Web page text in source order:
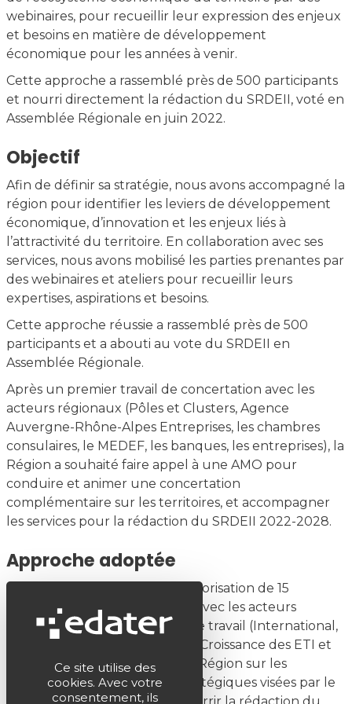
webinaires, pour recueillir leur expression des enjeux
et besoins en matière de développement
économique pour les années à venir.
Cette approche a rassemblé près de 500 participants
et nourri directement la rédaction du SRDEII, voté en
Assemblée Régionale en juin 2022.
Objectif
Afin de définir sa stratégie, nous avons accompagné la
région pour identifier les leviers de développement
économique, d’innovation et les enjeux liés à
l’attractivité du territoire. En collaboration avec ses
services, nous avons mobilisé les parties prenantes par
des webinaires et ateliers pour recueillir leurs
expertises, aspirations et besoins.
Cette approche réussie a rassemblé près de 500
participants et a abouti au vote du SRDEII en
Assemblée Régionale.
Après un premier travail de concertation avec les
acteurs régionaux (Pôles et Clusters, Agence
Auvergne-Rhône-Alpes Entreprises, les chambres
consulaires, le MEDEF, les banques, les entreprises), la
Région a souhaité faire appel à une AMO pour
conduire et animer une concertation
complémentaire sur les territoires, et accompagner
les services pour la rédaction du SRDEII 2022-2028.
Approche adoptée
Préparation, animation et valorisation de 15
webinaires de concertation avec les acteurs
Mise en place de 6 ateliers de travail (International,
Innovation, ESS, Attractivité, Croissance des ETI et
PME) avec les services de la Région sur les
différentes thématiques stratégiques visées par le
Ce site utilise des
cookies. Avec votre
consentement, ils